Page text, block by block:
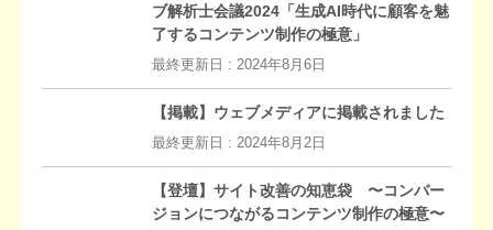
ブ解析士会議2024「生成AI時代に顧客を魅
了するコンテンツ制作の極意」
最終更新日 : 2024年8月6日
【掲載】ウェブメディアに掲載されました
最終更新日 : 2024年8月2日
【登壇】サイト改善の知恵袋 〜コンバー
ジョンにつながるコンテンツ制作の極意〜